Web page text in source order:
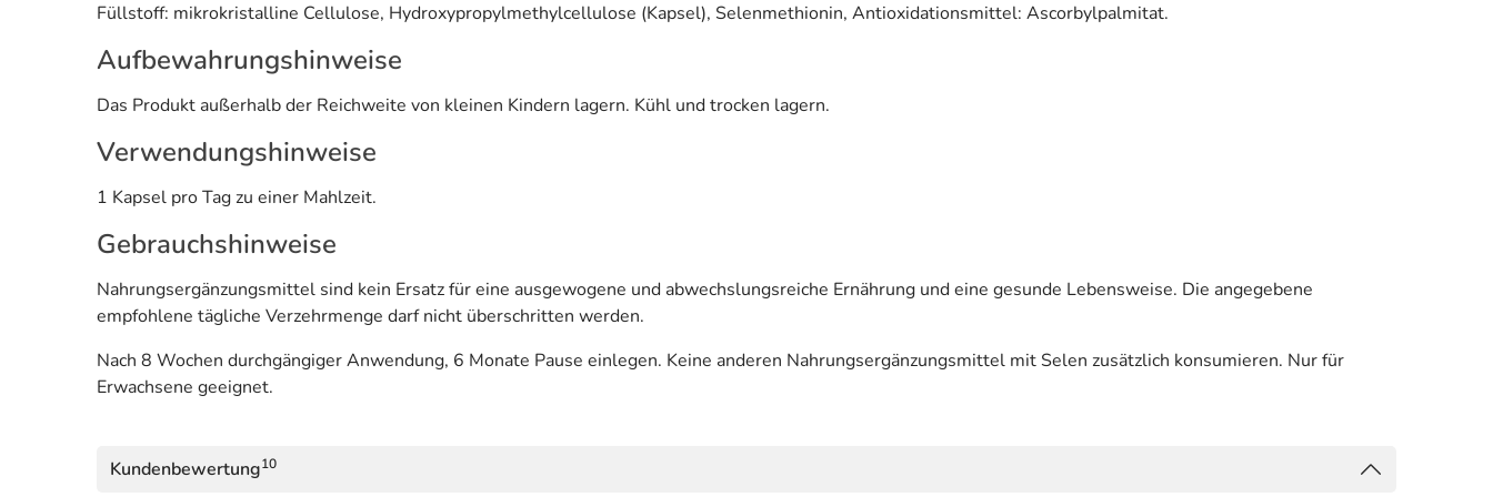
Füllstoff: mikrokristalline Cellulose, Hydroxypropylmethylcellulose (Kapsel), Selenmethionin, Antioxidationsmittel: Ascorbylpalmitat.
Aufbewahrungshinweise
Das Produkt außerhalb der Reichweite von kleinen Kindern lagern. Kühl und trocken lagern.
Verwendungshinweise
1 Kapsel pro Tag zu einer Mahlzeit.
Gebrauchshinweise
Nahrungsergänzungsmittel sind kein Ersatz für eine ausgewogene und abwechslungsreiche Ernährung und eine gesunde Lebensweise. Die angegebene
empfohlene tägliche Verzehrmenge darf nicht überschritten werden.
Nach 8 Wochen durchgängiger Anwendung, 6 Monate Pause einlegen. Keine anderen Nahrungsergänzungsmittel mit Selen zusätzlich konsumieren. Nur für
Erwachsene geeignet.
Kundenbewertung10